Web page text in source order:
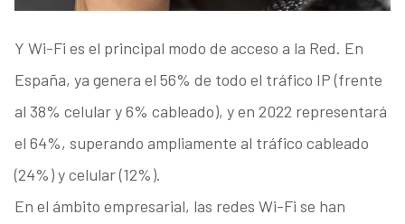
Y Wi-Fi es el principal modo de acceso a la Red. En
España, ya genera el 56% de todo el tráfico IP (frente
al 38% celular y 6% cableado), y en 2022 representará
el 64%, superando ampliamente al tráfico cableado
(24%) y celular (12%).
En el ámbito empresarial, las redes Wi-Fi se han